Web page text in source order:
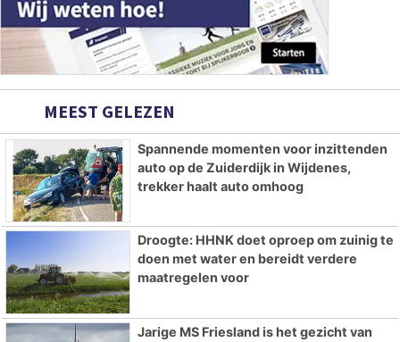
MEEST GELEZEN
Spannende momenten voor inzittenden
auto op de Zuiderdijk in Wijdenes,
trekker haalt auto omhoog
Droogte: HHNK doet oproep om zuinig te
doen met water en bereidt verdere
maatregelen voor
Jarige MS Friesland is het gezicht van